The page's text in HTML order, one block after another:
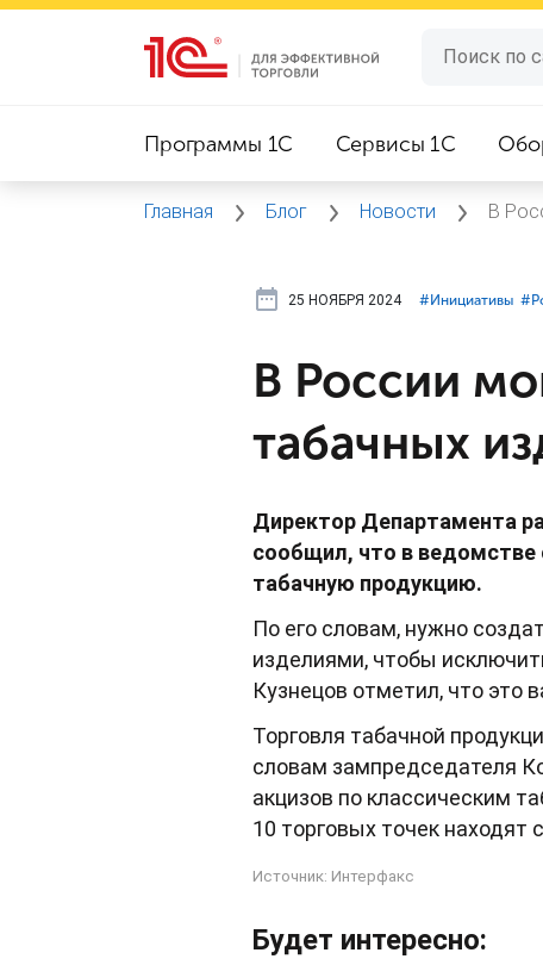
Программы 1C Сервисы 1C
Главная Блог Новости В
25 НОЯБРЯ 2024 #⁣Инициативы
В России
табачных
Директор Департамента
сообщил, что в ведомстве
табачную продукцию.
По его словам, нужно
изделиями, чтобы
Кузнецов отметил, что это
Торговля табачной
словам зампредседателя
акцизов по классическим
10 торговых точек находят
Источник: Интерфакс
Будет интересно: